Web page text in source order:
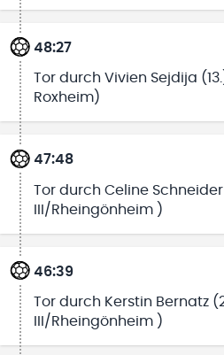
48:27
Tor durch Vivien Sejdija
Roxheim)
47:48
Tor durch Celine
III/Rheingönheim )
46:39
Tor durch Kerstin Bernatz
III/Rheingönheim )